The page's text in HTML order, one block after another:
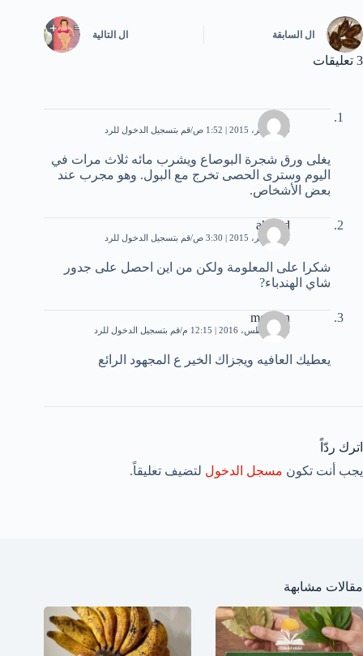
ال السابقة ال التالية
3 تعليقات
محمد
14 نوفمبر، 2015 | 1:52 ص قم بتسجيل الدخول للرد
يغلى ورق شجرة البوصاع ويشرب مائه ثلاث مرات في
اليوم وسترى الحصى تخرج مع البول. وهو مجرب عند
بعض الأشخاص.
ahmed
14 نوفمبر، 2015 | 3:30 ص قم بتسجيل الدخول للرد
شكرا على المعلومة ولكن من اين احصل على جدور
شاي الهندباء?
mohsen
26 أغسطس، 2016 | 12:15 م قم بتسجيل الدخول للرد
يعطيك العافيه ويجزاك الخير ع المجهود الرائع
اترك ردّاً
يجب أنت تكون مسجل الدخول لتضيف تعليقاً.
مقالات مشابهة